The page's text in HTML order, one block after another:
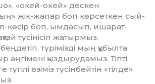
«окей-окей» дескен
жік-жапар боп көрсеткен сый-
көсір боп, ымдасып, иша­рат­
түсінісіп жатырмыз.
түрімізді мың құбылта
әңгімені қыздырудамыз. Тіп­ті,
өзіміз т­ү­сін­бейтін «тілде»